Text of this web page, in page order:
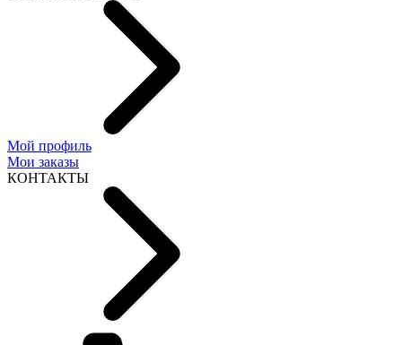
Мой профиль
Мои заказы
КОНТАКТЫ